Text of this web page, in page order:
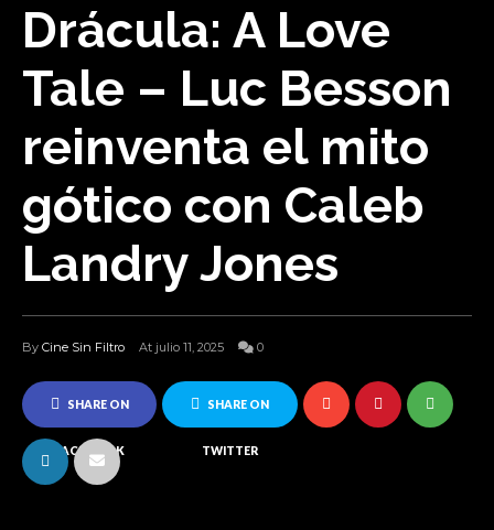
Drácula: A Love
Tale – Luc Besson
reinventa el mito
gótico con Caleb
Landry Jones
By Cine Sin Filtro At julio 11, 2025 0
SHARE ON
FACEBOOK
SHARE ON
TWITTER